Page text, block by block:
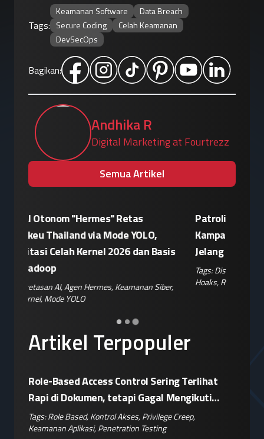
Tags:
Keamanan Software
Data Breach
Secure Coding
Celah Keamanan
DevSecOps
Bagikan:
Andhika R
Digital Marketing at Fourtrezz
Semua Artikel
Artikel Terpopuler
Role-Based Access Control Sering Terlihat
Rapi di Dokumen, tetapi Gagal Mengikuti
Operasional Nyata
Tags:Role Based,Kontrol Akses,Privilege Creep,
Keamanan Aplikasi,Penetration Testing
Patroli Siber Polda Metro Jaya Netralisir
Kampanye Disinformasi Hoaks di TikTok
Jelang 17 Agustus
Tags:Disinformasi TikTok
Penanganan
Hoaks
Risiko Digital Reputasi Merek